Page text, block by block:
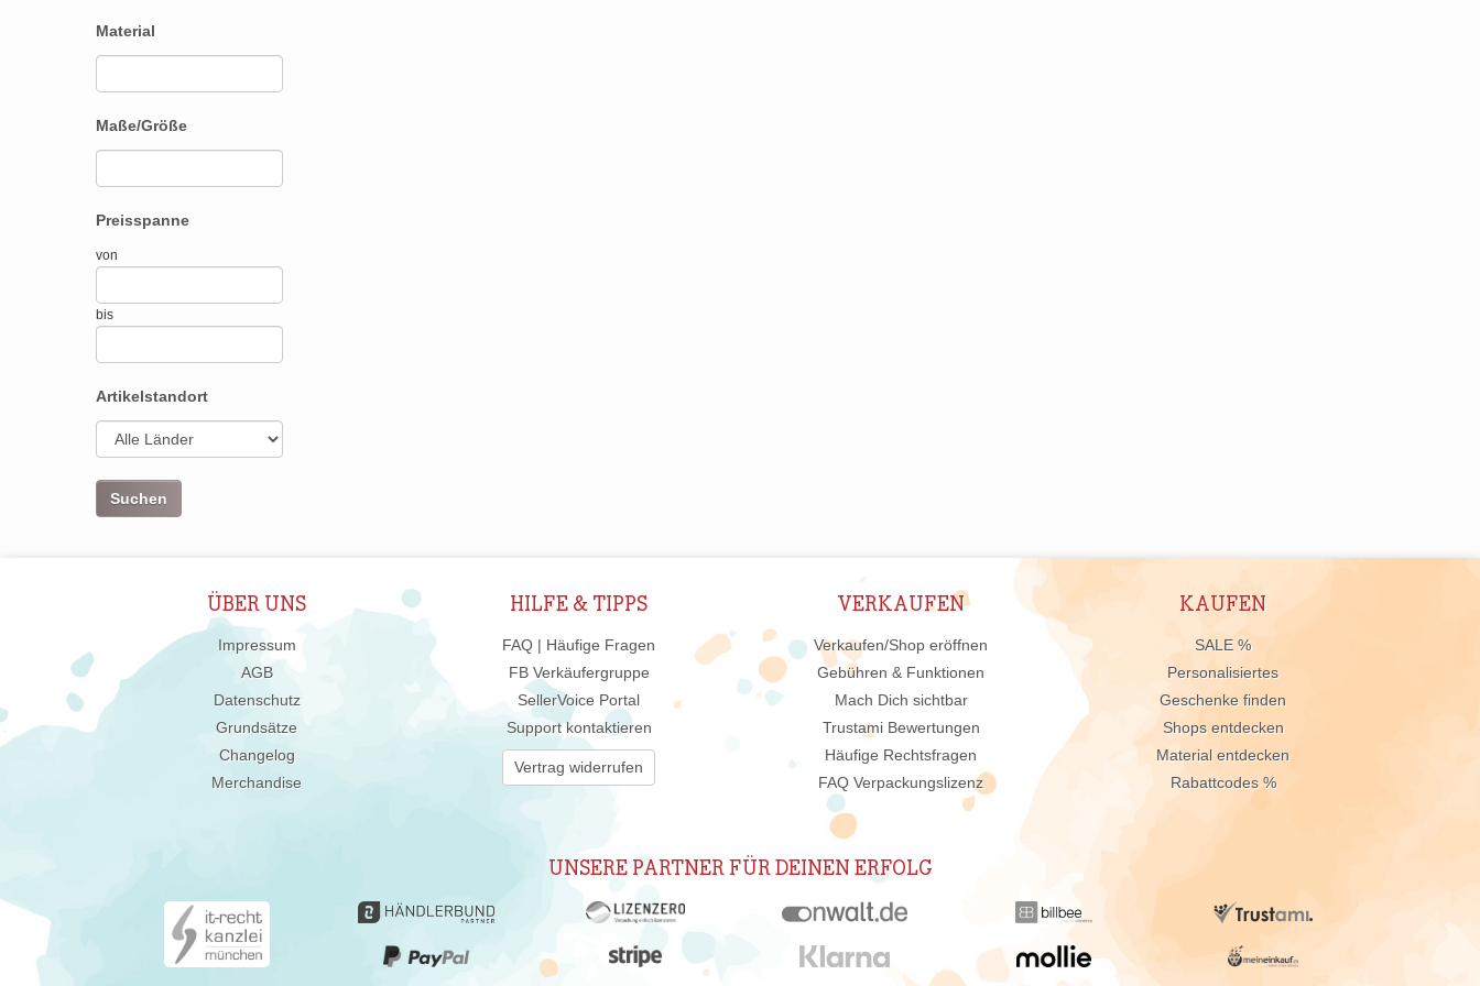
Material
Maße/Größe
Preisspanne
von
bis
Artikelstandort
ÜBER UNS
Impressum
AGB
Datenschutz
Grundsätze
Changelog
Merchandise
HILFE & TIPPS
FAQ | Häufige Fragen
FB Verkäufergruppe
SellerVoice Portal
Support kontaktieren
Vertrag widerrufen
VERKAUFEN
Verkaufen/Shop eröffnen
Gebühren & Funktionen
Mach Dich sichtbar
Trustami Bewertungen
Häufige Rechtsfragen
FAQ Verpackungslizenz
KAUFEN
SALE %
Personalisiertes
Geschenke finden
Shops entdecken
Material entdecken
Rabattcodes %
UNSERE PARTNER FÜR DEINEN ERFOLG